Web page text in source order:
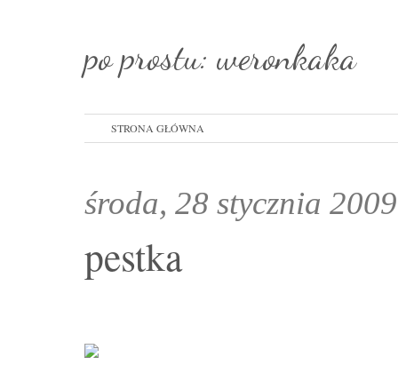
po prostu: weronkaka
STRONA GŁÓWNA
środa, 28 stycznia
pestka